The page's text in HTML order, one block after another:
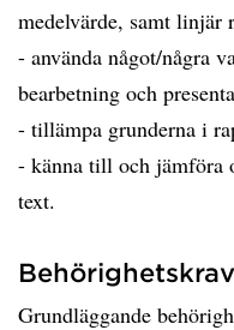
medelvärde, samt linjär
- använda något/några
bearbetning och
- tillämpa grunderna i
- känna till och jämföra
text.
Behörighetskrav
Grundläggande